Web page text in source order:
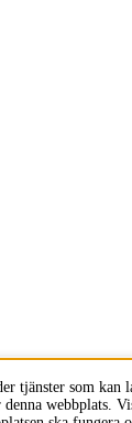
tjänster som
webbplats.